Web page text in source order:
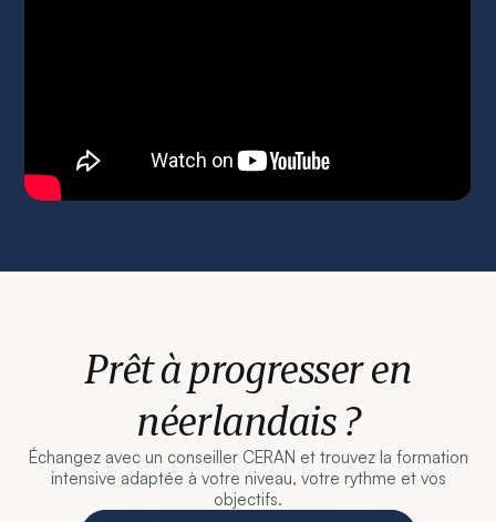
Prêt à progresser en
néerlandais ?
Échangez avec un conseiller CERAN et trouvez la formation
intensive adaptée à votre niveau, votre rythme et vos
objectifs.